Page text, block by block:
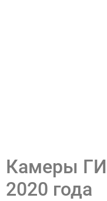
Камеры
2020 года